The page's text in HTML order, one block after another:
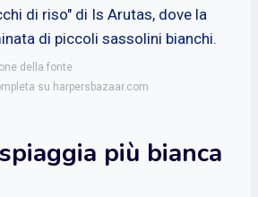
di riso" di Is Arutas, dove la
di piccoli sassolini bianchi.
della fonte
su harpersbazaar.com
più bianca